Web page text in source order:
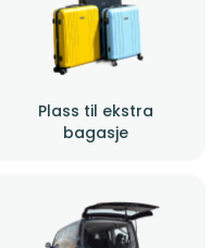
Plass til ekstra
bagasje